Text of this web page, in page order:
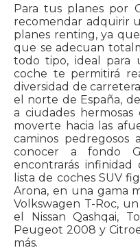
Para tus planes por
recomendar adquirir
planes renting, ya
que se adecuan
todo tipo, ideal para
coche te permitirá
diversidad de
el norte de España,
a ciudades
moverte hacia las
caminos pedregosos
conocer a fondo
encontrarás infinidad
lista de coches SUV
Arona, en una gama
Volkswagen T-Roc,
el Nissan Qashqai,
Peugeot 2008 y
más.